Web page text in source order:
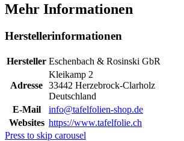
Mehr Informationen
Herstellerinformationen
Hersteller Eschenbach & Rosinski GbR
Adresse
Kleikamp 2
33442 Herzebrock-Clarholz
Deutschland
E-Mail
info@tafelfolien-shop.de
Websites https://www.tafelfolie.ch
Press to skip carousel